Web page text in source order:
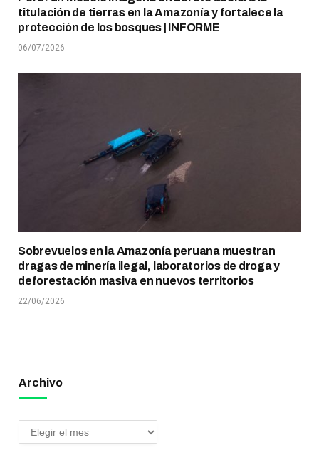
titulación de tierras en la Amazonía y fortalece la
protección de los bosques | INFORME
06/07/2026
Sobrevuelos en la Amazonía peruana muestran
dragas de minería ilegal, laboratorios de droga y
deforestación masiva en nuevos territorios
22/06/2026
Archivo